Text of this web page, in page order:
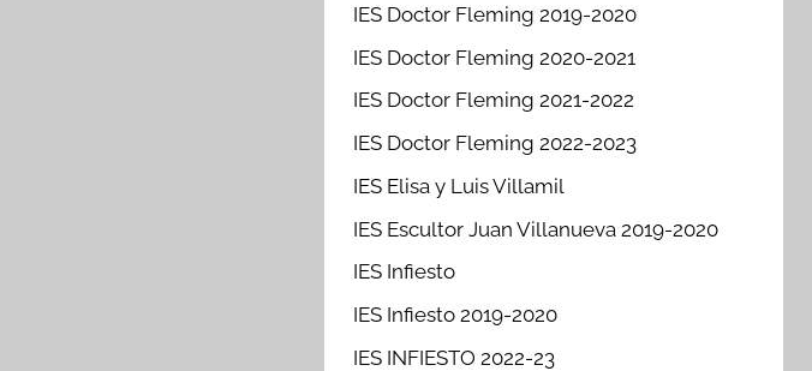
IES Doctor Fleming 2019-2020
IES Doctor Fleming 2020-2021
IES Doctor Fleming 2021-2022
IES Doctor Fleming 2022-2023
IES Elisa y Luis Villamil
IES Escultor Juan Villanueva 2019-2020
IES Infiesto
IES Infiesto 2019-2020
IES INFIESTO 2022-23